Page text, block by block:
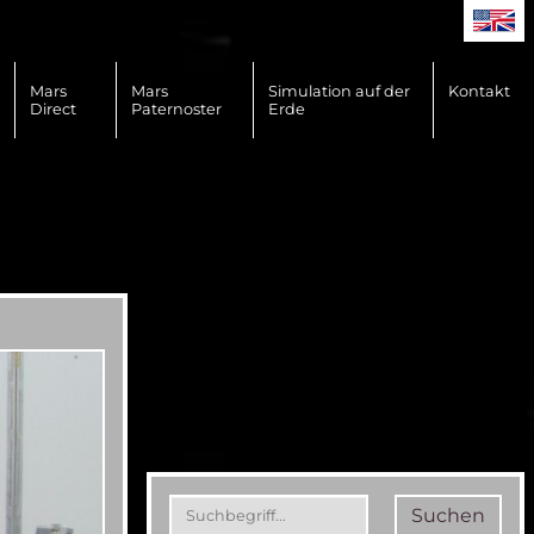
Mars
Direct
Mars
Paternoster
Simulation auf der
Erde
Kontakt
Suchen